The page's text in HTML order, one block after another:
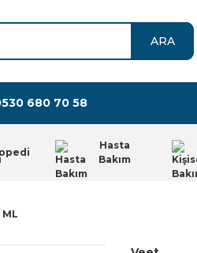
ARA
680 70 58
Hasta
Bakım